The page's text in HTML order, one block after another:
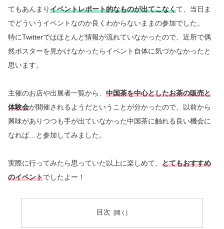
てもあんまりイベントレポート的なものが出てこなくて、当日ま
でどういうイベントなのか良くわからないままの参加でした。
特にTwitterではほとんど情報が流れていなかったので、近所で偶
然ポスターを見かけなかったらイベント自体に気づかなかったと
思います。
主催のお店や出展者一覧から、 中国茶を中心としたお茶の販売と
体験会が開催されるようだということが分かったので、以前から
興味がありつつも手が出ていなかった中国茶に触れる良い機会に
なれば…と参加してみました。
実際に行ってみたら思っていた以上に楽しめて、 とてもおすすめ
のイベントでしたよー！
目次